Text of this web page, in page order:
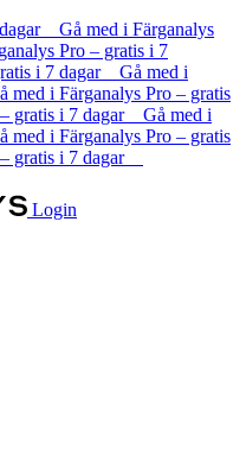
Gå med i Färganalys
Pro – gratis i 7
i 7 dagar Gå med i
i Färganalys Pro – gratis
gratis i 7 dagar Gå med i
i Färganalys Pro – gratis
gratis i 7 dagar
Login